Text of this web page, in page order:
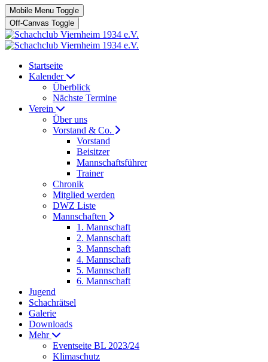
Mobile Menu Toggle
Off-Canvas Toggle
Startseite
Kalender
Überblick
Nächste Termine
Verein
Über uns
Vorstand & Co.
Vorstand
Beisitzer
Mannschaftsführer
Trainer
Chronik
Mitglied werden
DWZ Liste
Mannschaften
1. Mannschaft
2. Mannschaft
3. Mannschaft
4. Mannschaft
5. Mannschaft
6. Mannschaft
Jugend
Schachrätsel
Galerie
Downloads
Mehr
Eventseite BL 2023/24
Klimaschutz